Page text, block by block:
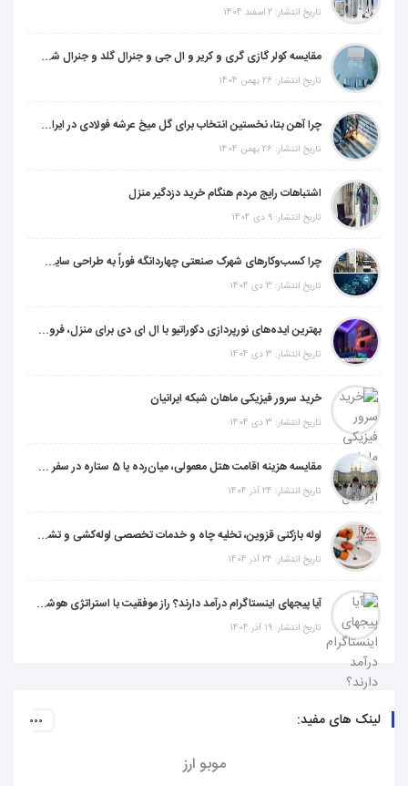
تاریخ انتشار: 2 اسفند 1404
مقایسه کولر گازی گری و کریر و ال جی و جنرال گلد و جنرال شکار و سامسونگ و یونیوا
تاریخ انتشار: 26 بهمن 1404
چرا آهن بتا، نخستین انتخاب برای گل میخ عرشه فولادی در ایران است؟
تاریخ انتشار: 26 بهمن 1404
اشتباهات رایج مردم هنگام خرید دزدگیر منزل
تاریخ انتشار: 9 دی 1404
چرا کسب‌وکارهای شهرک صنعتی چهاردانگه فوراً به طراحی سایت نیاز دارند؟
تاریخ انتشار: 3 دی 1404
بهترین ایده‌های نورپردازی دکوراتیو با ال ای دی برای منزل، فروشگاه و دفتر کار
تاریخ انتشار: 3 دی 1404
خرید سرور فیزیکی ماهان شبکه ایرانیان
تاریخ انتشار: 3 دی 1404
مقایسه هزینه اقامت هتل معمولی، میان‌رده یا 5 ستاره در سفر زیارتی عراق
تاریخ انتشار: 24 آذر 1404
لوله بازکنی قزوین، تخلیه چاه و خدمات تخصصی لوله‌کشی و تشخیص ترکیدگی
تاریخ انتشار: 24 آذر 1404
آیا پیجهای اینستاگرام درآمد دارند؟ راز موفقیت با استراتژی هوشمندانه
تاریخ انتشار: 19 آذر 1404
لینک های مفید:
موبو ارز